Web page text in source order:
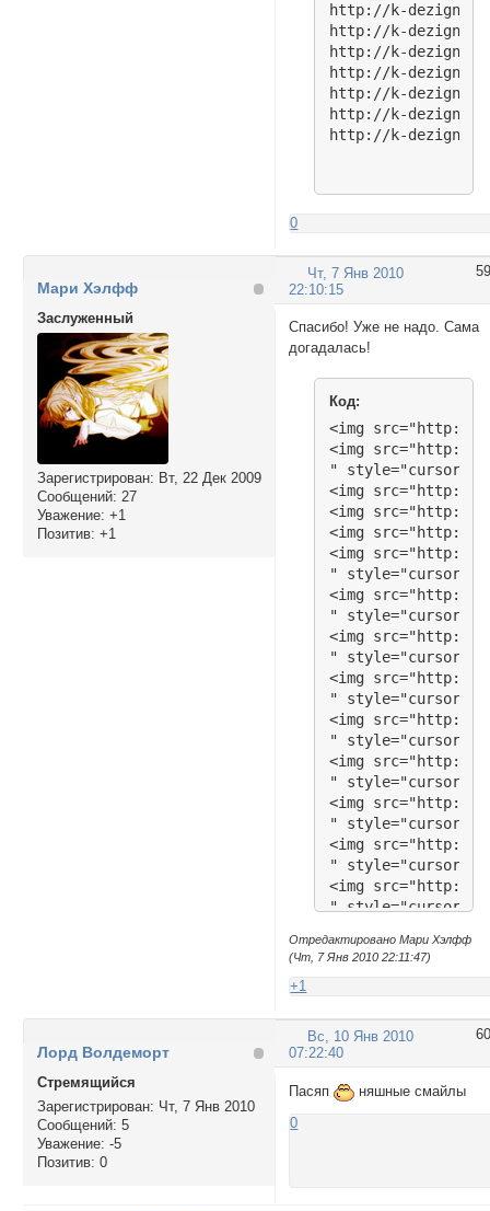
http://k-
http://k-
http://k-
http://k-
http://k-
http://k-
http://k-
0
59
Чт, 7 Янв 2010
22:10:15
Мари Хэлфф
Заслуженный
Зарегистрирован: Вт, 22 Дек 2009
Сообщений: 27
Уважение: +1
Позитив: +1
Спасибо! Уже не надо. Сама
догадалась!
Код:
<img src="http://
<img src="http://
" style="cursor:
<img src="http://
<img src="http://
<img src="http://
<img src="http://
" style="cursor:
<img src="http://
" style="cursor:
<img src="http://
" style="cursor:
<img src="http://
" style="cursor:
<img src="http://
" style="cursor:
<img src="http://
" style="cursor:
<img src="http://
" style="cursor:
<img src="http://
" style="cursor:
<img src="http://
" style="cursor:
" style="cursor:
<img src="http://
" style="cursor:
<img src="http://
" style="cursor:
<img src="http://
Отредактировано Мари Хэлфф
(Чт, 7 Янв 2010 22:11:47)
+1
60
Вс, 10 Янв 2010
07:22:40
Лорд Волдеморт
Стремящийся
Зарегистрирован: Чт, 7 Янв 2010
Сообщений: 5
Уважение: -5
Позитив: 0
Пасяп
няшные смайлы
0